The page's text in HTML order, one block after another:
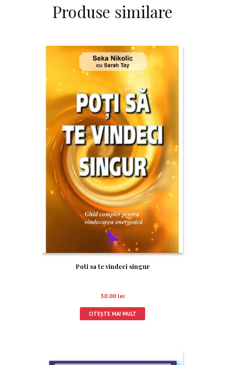
Produse similare
Poti sa te vindeci singur
30.00 lei
CITEȘTE MAI MULT